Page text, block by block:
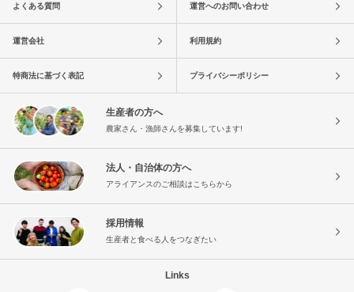
よくある質問 運営へのお問い合わせ
運営会社 利用規約
特商法に基づく表記 プライバシーポリシー
生産者の方へ
農家さん・漁師さんを募集しています!
法人・自治体の方へ
アライアンスのご相談はこちらから
採用情報
生産者と食べる人をつなぎたい
Links